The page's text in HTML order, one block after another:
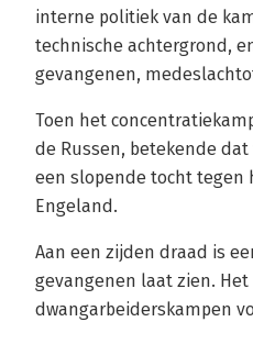
interne politiek van de
technische achtergrond,
gevangenen,
Toen het
de Russen, betekende
een slopende tocht tegen
Engeland.
Aan een zijden draad is
gevangenen laat zien.
dwangarbeiderskampen